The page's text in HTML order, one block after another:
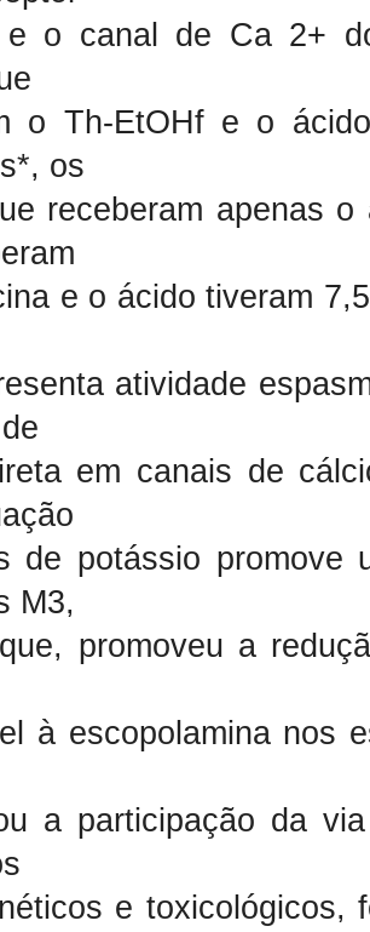
e o canal de Ca 2+
o Th-EtOHf e o
os
receberam apenas
e o ácido tiveram
atividade
em canais de
de potássio promove
M3,
promoveu a
à escopolamina nos
a participação da
e